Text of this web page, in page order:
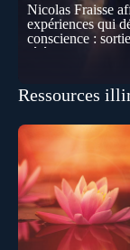
Nicolas Fraisse
expériences qui
conscience :
télépathie
les pensées
disparaître ? Au fil de cet échange, Nicolas raconte ses
expériences les
explorations du
durant ses
sensation étrange
! Sommes-nous à
Sans doute. Mais
territoires avec
Ressources